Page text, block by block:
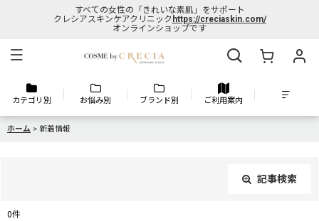
すべての女性の「きれいな素肌」をサポート
クレシアスキンケアクリニック https://creciaskin.com/
オンラインショップです
カテゴリ別 お悩み別 ブランド別 ご利用案内
ホーム > 新着情報
記事検索
0件